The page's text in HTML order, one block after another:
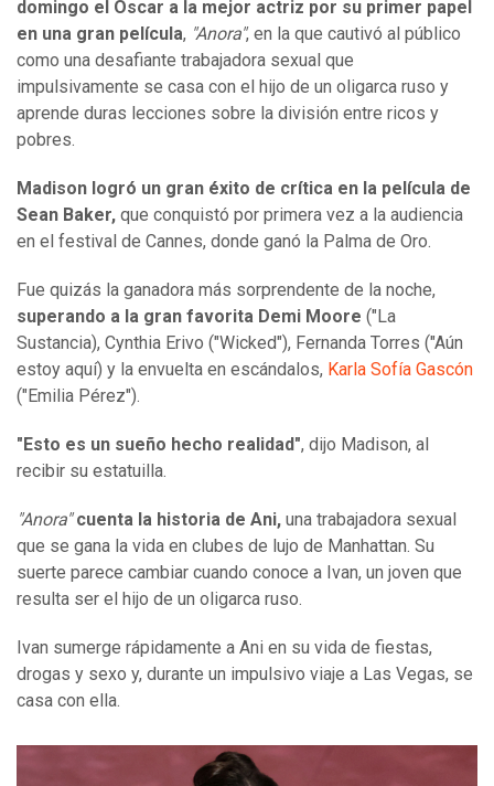
domingo el Oscar a la mejor actriz por su primer papel
en una gran película, "Anora", en la que cautivó al público
como una desafiante trabajadora sexual que
impulsivamente se casa con el hijo de un oligarca ruso y
aprende duras lecciones sobre la división entre ricos y
pobres.
Madison logró un gran éxito de crítica en la película de
Sean Baker, que conquistó por primera vez a la audiencia
en el festival de Cannes, donde ganó la Palma de Oro.
Fue quizás la ganadora más sorprendente de la noche,
superando a la gran favorita Demi Moore ("La
Sustancia), Cynthia Erivo ("Wicked"), Fernanda Torres ("Aún
estoy aquí) y la envuelta en escándalos, Karla Sofía Gascón
("Emilia Pérez").
"Esto es un sueño hecho realidad", dijo Madison, al
recibir su estatuilla.
"Anora"cuenta la historia de Ani, una trabajadora sexual
que se gana la vida en clubes de lujo de Manhattan. Su
suerte parece cambiar cuando conoce a Ivan, un joven que
resulta ser el hijo de un oligarca ruso.
Ivan sumerge rápidamente a Ani en su vida de fiestas,
drogas y sexo y, durante un impulsivo viaje a Las Vegas, se
casa con ella.